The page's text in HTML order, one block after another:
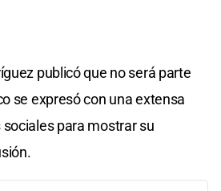
publicó que no será parte
se expresó con una extensa
para mostrar su